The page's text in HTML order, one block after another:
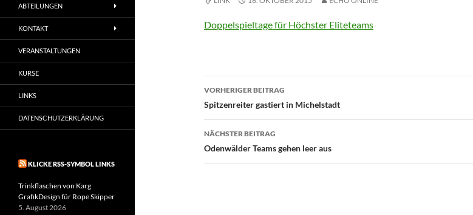
Doppelspieltage für Höchster Eliteteams
Beitragsnavigation
VORHERIGER BEITRAG
Spitzenreiter gastiert in Michelstadt
NÄCHSTER BEITRAG
Odenwälder Teams gehen leer aus
ABTEILUNGEN
KONTAKT
VERANSTALTUNGEN
KURSE
LINKS
DATENSCHUTZERKLÄRUNG
KLICKE RSS-SYMBOL LINKS
Trinkflaschen von Karg
GrafikDesign für Rope Skipper
5. August 2026